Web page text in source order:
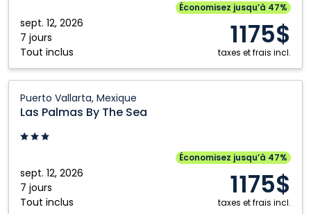
Montréal
Nanaimo
Ottawa
Vancouver
Victoria
Winnipeg
sept. 12, 2026
7 jours
Tout inclus
Économisez jusqu’à 47%
1175$
taxes et frais incl.
Puerto
Vallarta,
Mexique
Puerto Vallarta, Mexique
Las Palmas By The Sea
sept. 12, 2026
7 jours
Tout inclus
Économisez jusqu’à 47%
1175$
taxes et frais incl.
Palmas
By
The
Puerto
Vallarta,
Mexique